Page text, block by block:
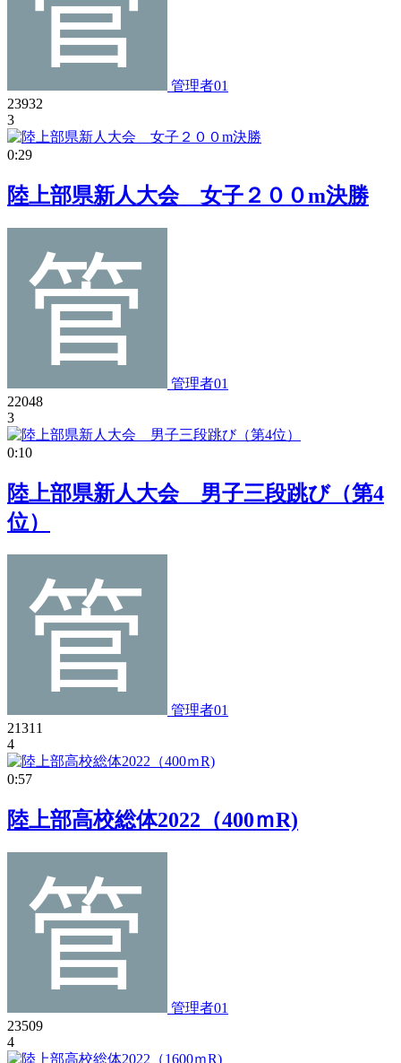
管理者01
23932
3
0:29
陸上部県新人大会 女子２００m決勝
管理者01
22048
3
0:10
陸上部県新人大会 男子三段跳び（第4
位）
管理者01
21311
4
0:57
陸上部高校総体2022（400ｍR)
管理者01
23509
4